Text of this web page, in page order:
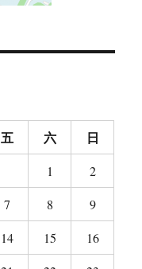
五 六 日
1
2
7 8
9
14 15
16